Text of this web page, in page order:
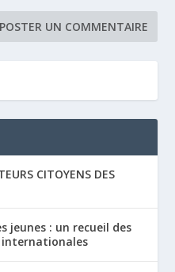
CITOYENS DES
jeunes : un recueil des